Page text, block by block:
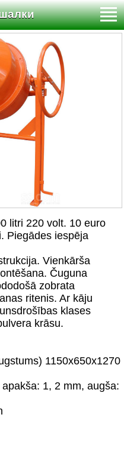
litri 220 volt. 10 euro
Piegādes iespēja
Vienkārša
Čuguna
zobrata
ritenis. Ar kāju
klases
krāsu.
1150x650x1270
1, 2 mm, augša: